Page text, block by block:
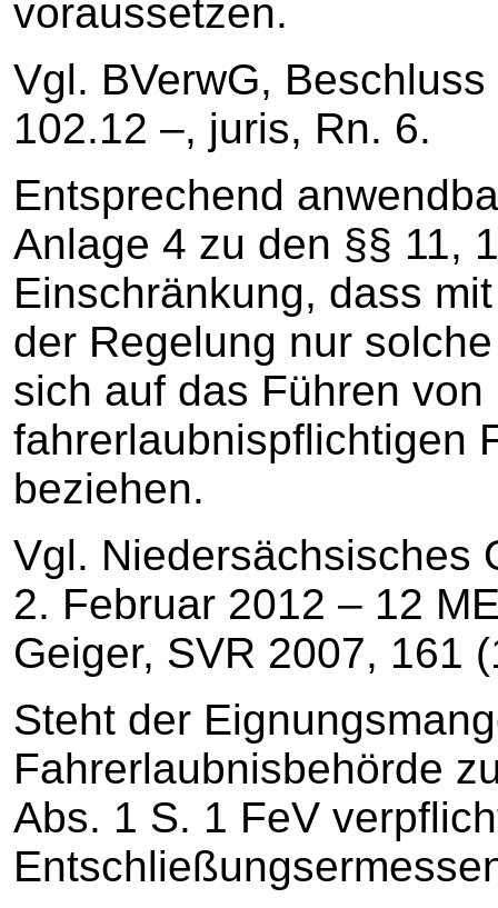
voraussetzen.
Vgl. BVerwG,
102.12 –, juris, Rn. 6.
Entsprechend
Anlage 4 zu den §§ 11,
Einschränkung, dass
der Regelung nur
sich auf das Führen von
fahrerlaubnispflichtigen
beziehen.
Vgl. Niedersächsisches
2. Februar 2012 – 12
Geiger, SVR 2007, 161
Steht der
Fahrerlaubnisbehörde
Abs. 1 S. 1 FeV